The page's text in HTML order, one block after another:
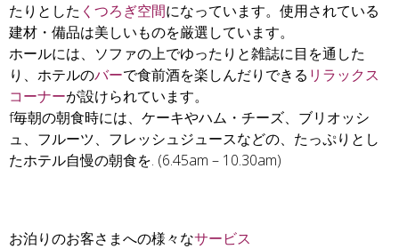
たりとした くつろぎ空間になっています。使用されている
建材・備品は美しいものを厳選しています。
ホールには、ソファの上でゆったりと雑誌に目を通した
り、ホテルのバーで食前酒を楽しんだりできる リラックス
コーナーが設けられています。
f毎朝の朝食時には、ケーキやハム・チーズ、ブリオッシ
ュ、フルーツ、フレッシュジュースなどの、たっぷりとし
たホテル自慢の朝食を. (6.45am – 10.30am)
お泊りのお客さまへの様々なサービス